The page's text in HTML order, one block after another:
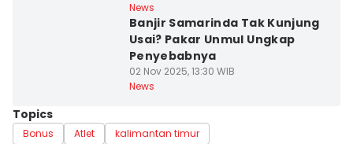
News
Banjir Samarinda Tak Kunjung
Usai? Pakar Unmul Ungkap
Penyebabnya
02 Nov 2025, 13:30 WIB
News
Topics
Bonus Atlet kalimantan timur